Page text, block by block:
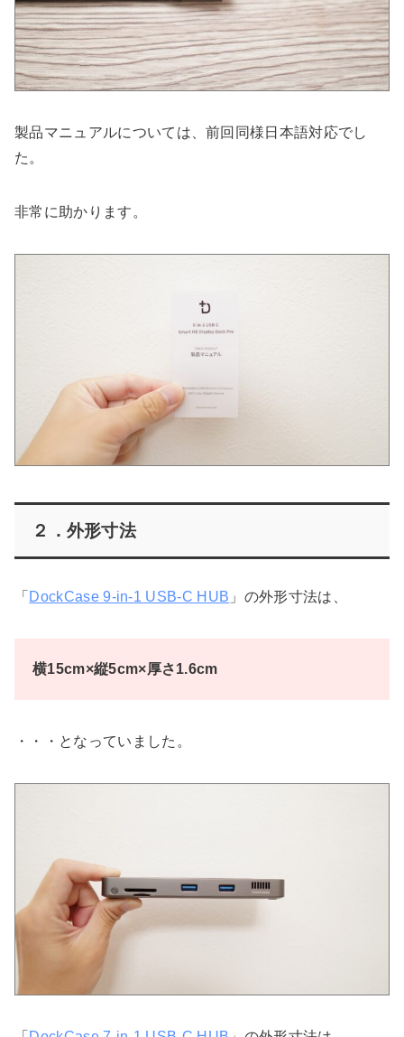
製品マニュアルについては、前回同様日本語対応でし
た。
非常に助かります。
２．外形寸法
「 DockCase 9-in-1 USB-C HUB 」の外形寸法は、
横15cm×縦5cm×厚さ1.6cm
・・・となっていました。